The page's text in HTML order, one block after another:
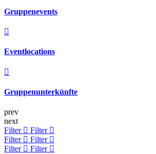
Gruppenevents
Eventlocations
Gruppenunterkünfte
prev
next
Filter
Filter
Filter
Filter
Filter
Filter